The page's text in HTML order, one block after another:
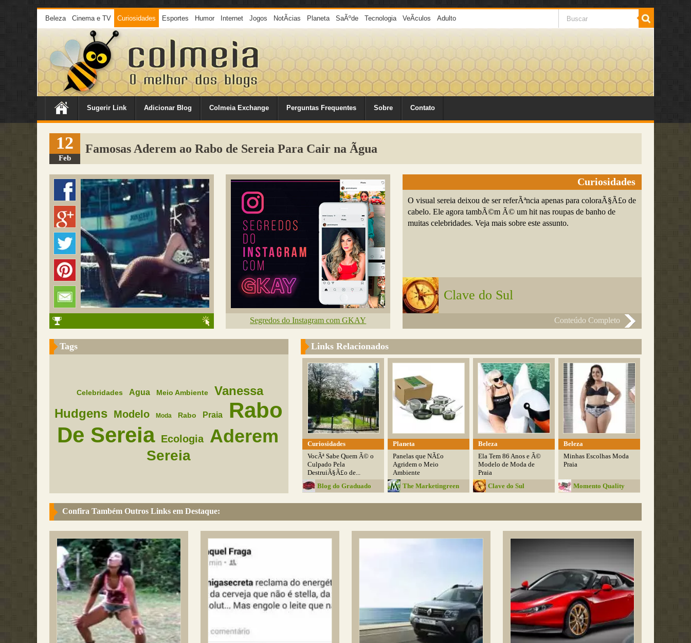
Beleza Cinema e TV Curiosidades Esportes Humor Internet Jogos NotÃ­cias Planeta SaÃºde Tecnologia VeÃ­culos Adulto
Sugerir Link Adicionar Blog Colmeia Exchange Perguntas Frequentes Sobre Contato
12
Feb
Famosas Aderem ao Rabo de Sereia Para Cair na Ãgua
Segredos do Instagram com GKAY
Curiosidades
O visual sereia deixou de ser referÃªncia apenas para coloraÃ§Ã£o de
cabelo. Ele agora tambÃ©m Ã© um hit nas roupas de banho de
muitas celebridades. Veja mais sobre este assunto.
Clave do Sul
Conteúdo Completo
Tags
Celebridades Agua Meio Ambiente
Vanessa
Hudgens Modelo Moda Rabo Praia
Rabo
De Sereia
Ecologia Aderem
Sereia
Links Relacionados
Curiosidades
VocÃª Sabe Quem Ã© o
Culpado Pela
DestruiÃ§Ã£o de...
Blog do Graduado
Planeta
Panelas que NÃ£o
Agridem o Meio
Ambiente
The Marketingreen
Beleza
Ela Tem 86 Anos e Ã©
Modelo de Moda de
Praia
Clave do Sul
Beleza
Minhas Escolhas Moda
Praia
Momento Quality
Confira Também Outros Links em Destaque: